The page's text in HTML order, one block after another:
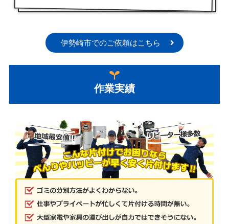
伊勢崎市でのご依頼はこちら
作業実績